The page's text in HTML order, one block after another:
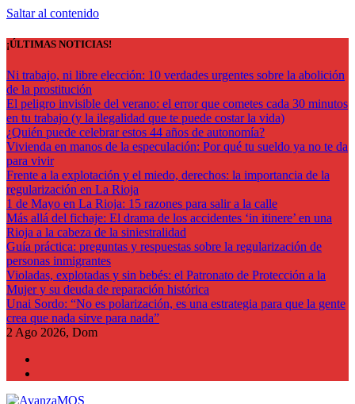
Saltar al contenido
¡ÚLTIMAS NOTICIAS!
Ni trabajo, ni libre elección: 10 verdades urgentes sobre la abolición
de la prostitución
El peligro invisible del verano: el error que cometes cada 30 minutos
en tu trabajo (y la ilegalidad que te puede costar la vida)
¿Quién puede celebrar estos 44 años de autonomía?
Vivienda en manos de la especulación: Por qué tu sueldo ya no te da
para vivir
Frente a la explotación y el miedo, derechos: la importancia de la
regularización en La Rioja
1 de Mayo en La Rioja: 15 razones para salir a la calle
Más allá del fichaje: El drama de los accidentes ‘in itinere’ en una
Rioja a la cabeza de la siniestralidad
Guía práctica: preguntas y respuestas sobre la regularización de
personas inmigrantes
Violadas, explotadas y sin bebés: el Patronato de Protección a la
Mujer y su deuda de reparación histórica
Unai Sordo: “No es polarización, es una estrategia para que la gente
crea que nada sirve para nada”
2 Ago 2026, Dom